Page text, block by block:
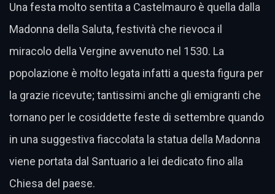
Una festa molto sentita a Castelmauro è quella dalla
Madonna della Saluta, festività che rievoca il
miracolo della Vergine avvenuto nel 1530. La
popolazione è molto legata infatti a questa figura per
la grazie ricevute; tantissimi anche gli emigranti che
tornano per le cosiddette feste di settembre quando
in una suggestiva fiaccolata la statua della Madonna
viene portata dal Santuario a lei dedicato fino alla
Chiesa del paese.